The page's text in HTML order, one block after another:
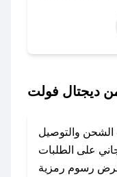
البيضاء (شهر
يوم التأسيس، أو
خاصة أخرى.
بسهولة على
الإلكتروني
لإضافته بسرعة.
ديجتال فولت
والتوصيل
على الطلبات
فرض رسوم رمزية